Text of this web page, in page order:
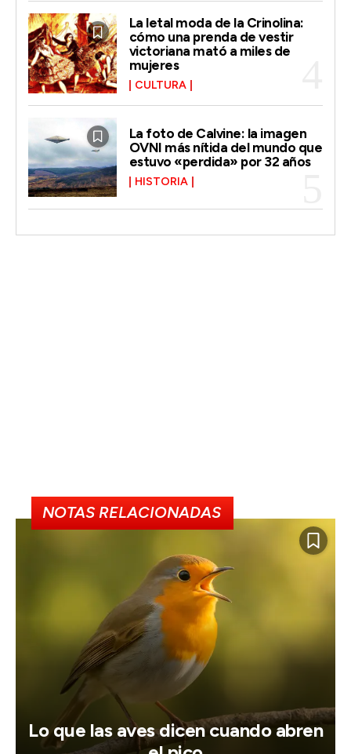
La letal moda de la Crinolina:
cómo una prenda de vestir
victoriana mató a miles de
mujeres
CULTURA
La foto de Calvine: la imagen
OVNI más nítida del mundo que
estuvo «perdida» por 32 años
HISTORIA
NOTAS RELACIONADAS
Lo que las aves dicen cuando abren